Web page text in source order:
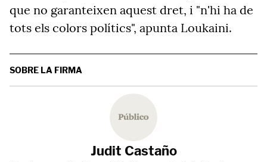
que no garanteixen aquest dret, i "n'hi ha de
tots els colors polítics", apunta Loukaini.
SOBRE LA FIRMA
Judit Castaño